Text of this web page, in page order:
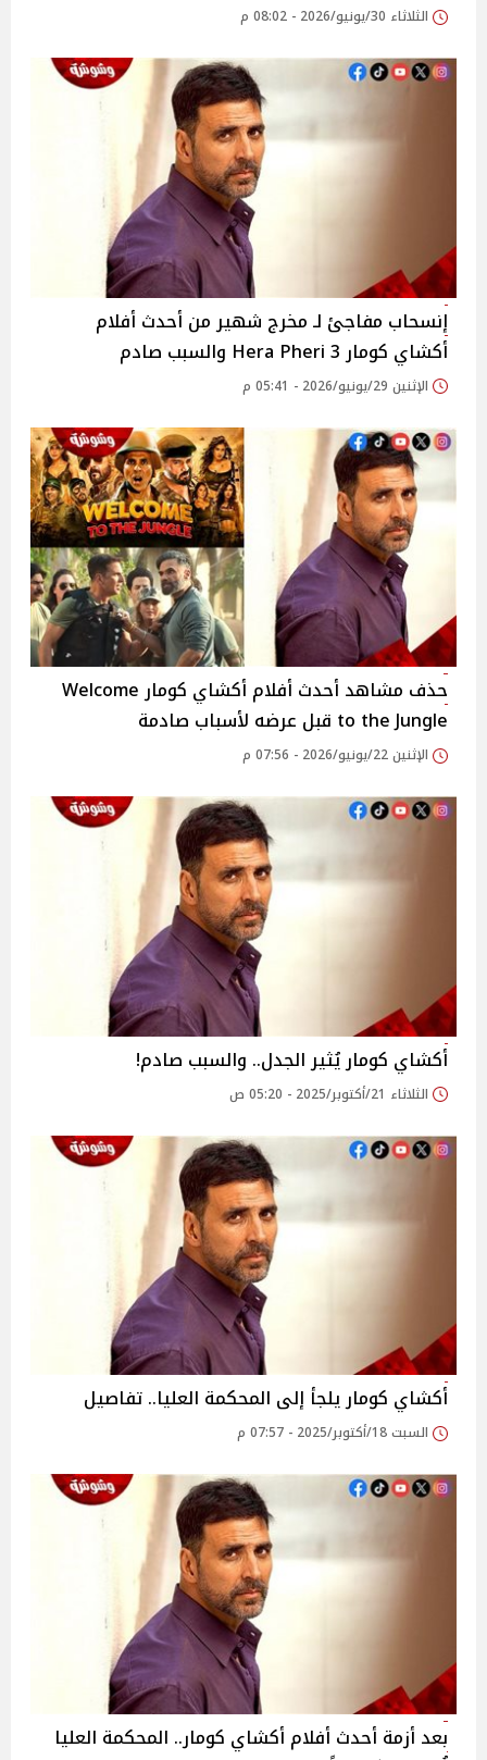
الثلاثاء 30/يونيو/2026 - 08:02 م
إنسحاب مفاجئ لـ مخرج شهير من أحدث أفلام
أكشاي كومار Hera Pheri 3 والسبب صادم
الإثنين 29/يونيو/2026 - 05:41 م
حذف مشاهد أحدث أفلام أكشاي كومار Welcome
to the Jungle قبل عرضه لأسباب صادمة
الإثنين 22/يونيو/2026 - 07:56 م
أكشاي كومار يُثير الجدل.. والسبب صادم!
الثلاثاء 21/أكتوبر/2025 - 05:20 ص
أكشاي كومار يلجأ إلى المحكمة العليا.. تفاصيل
السبت 18/أكتوبر/2025 - 07:57 م
بعد أزمة أحدث أفلام أكشاي كومار.. المحكمة العليا